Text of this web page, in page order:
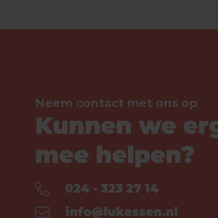
Neem contact met ons op
Kunnen we
mee helpen?
024 - 323 27 14
info@lukassen.nl